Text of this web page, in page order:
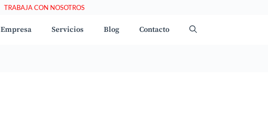
TRABAJA CON NOSOTROS
Empresa Servicios Blog Contacto